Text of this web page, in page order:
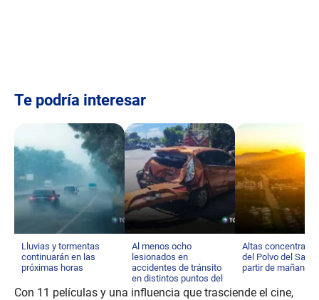
Te podría interesar
Lluvias y tormentas
continuarán en las
próximas horas
Al menos ocho
lesionados en
accidentes de tránsito
en distintos puntos del
país
Altas
del Polvo del
partir de mañana
Con 11 películas y una influencia que trasciende el cine,